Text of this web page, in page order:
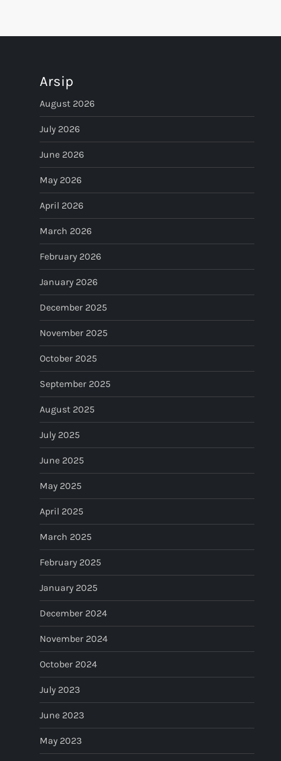
n
a
v
i
g
a
t
i
o
n
Arsip
August 2026
July 2026
June 2026
May 2026
April 2026
March 2026
February 2026
January 2026
December 2025
November 2025
October 2025
September 2025
August 2025
July 2025
June 2025
May 2025
April 2025
March 2025
February 2025
January 2025
December 2024
November 2024
October 2024
July 2023
June 2023
May 2023